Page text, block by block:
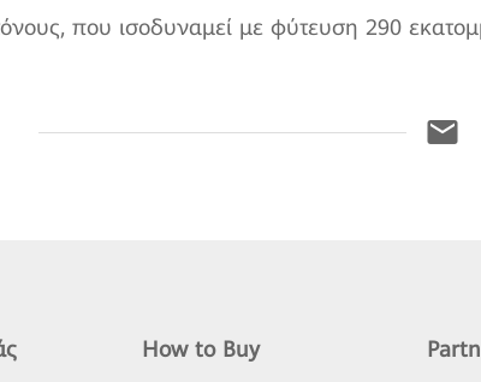
που ισοδυναμεί με φύτευση 290
How to Buy